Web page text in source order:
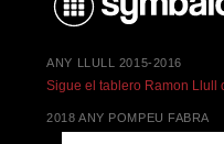
ANY LLULL 2015-2016
Sigue el tablero Ramon Llull
2018 ANY POMPEU FABRA